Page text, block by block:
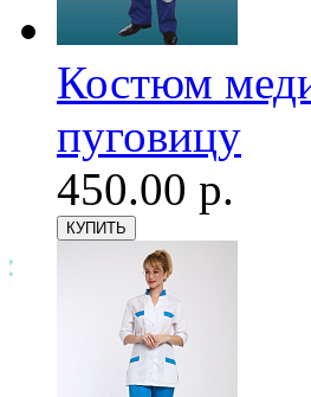
Костюм
пуговицу
450.00 р.